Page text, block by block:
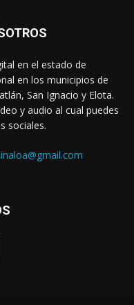
en el estado de
en los municipios de
San Ignacio y Elota.
y audio al cual puedes
sociales.